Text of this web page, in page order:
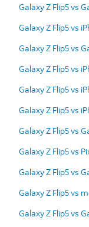
Galaxy Z Flip5 vs
Galaxy Z Flip5 vs
Galaxy Z Flip5 vs
Galaxy Z Flip5 vs
Galaxy Z Flip5 vs
Galaxy Z Flip5 vs
Galaxy Z Flip5 vs
Galaxy Z Flip5 vs
Galaxy Z Flip5 vs
Galaxy Z Flip5 vs
Galaxy Z Flip5 vs